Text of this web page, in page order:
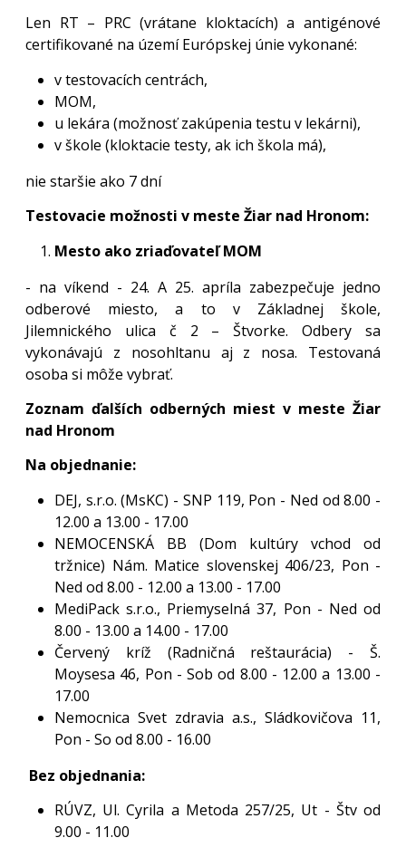
Len RT – PRC (vrátane kloktacích) a antigénové
certifikované na území Európskej únie vykonané:
v testovacích centrách,
MOM,
u lekára (možnosť zakúpenia testu v lekárni),
v škole (kloktacie testy, ak ich škola má),
nie staršie ako 7 dní
Testovacie možnosti v meste Žiar nad Hronom:
Mesto ako zriaďovateľ MOM
- na víkend - 24. A 25. apríla zabezpečuje jedno
odberové miesto, a to v Základnej škole,
Jilemnického ulica č 2 – Štvorke. Odbery sa
vykonávajú z nosohltanu aj z nosa. Testovaná
osoba si môže vybrať.
Zoznam ďalších odberných miest v meste Žiar
nad Hronom
Na objednanie:
DEJ, s.r.o. (MsKC) - SNP 119, Pon - Ned od 8.00 -
12.00 a 13.00 - 17.00
NEMOCENSKÁ BB (Dom kultúry vchod od
tržnice) Nám. Matice slovenskej 406/23, Pon -
Ned od 8.00 - 12.00 a 13.00 - 17.00
MediPack s.r.o., Priemyselná 37, Pon - Ned od
8.00 - 13.00 a 14.00 - 17.00
Červený kríž (Radničná reštaurácia) - Š.
Moysesa 46, Pon - Sob od 8.00 - 12.00 a 13.00 -
17.00
Nemocnica Svet zdravia a.s., Sládkovičova 11,
Pon - So od 8.00 - 16.00
Bez objednania:
RÚVZ, Ul. Cyrila a Metoda 257/25, Ut - Štv od
9.00 - 11.00